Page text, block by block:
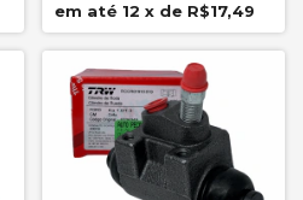
12 x de R$17,49